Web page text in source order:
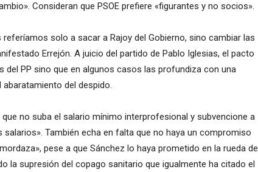
Consideran que PSOE prefiere «figurantes y no socios».
solo a sacar a Rajoy del Gobierno, sino cambiar las
Errejón. A juicio del partido de Pablo Iglesias, el pacto
del PP sino que en algunos casos las profundiza con una
del despido.
no suba el salario mínimo interprofesional y subvencione a
También echa en falta que no haya un compromiso
pese a que Sánchez lo haya prometido en la rueda de
la supresión del copago sanitario que igualmente ha citado el